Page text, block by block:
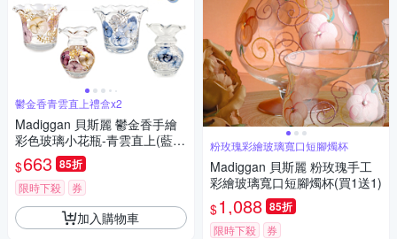
鬱金香青雲直上禮盒x2
Madiggan 貝斯麗 鬱金香手繪
彩色玻璃小花瓶-青雲直上(藍色
+紫紅)4件組/禮盒(買1送1)
$663 85折
限時下殺 券
加入購物車
粉玫瑰彩繪玻璃寬口短腳燭杯
Madiggan 貝斯麗 粉玫瑰手工
彩繪玻璃寬口短腳燭杯(買1送1)
$1,088 85折
限時下殺 券